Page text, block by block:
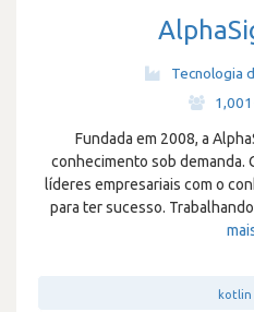
Tecnologia
Fundada em 2008, a
conhecimento sob demanda.
líderes empresariais com o
para ter sucesso.
kotlin